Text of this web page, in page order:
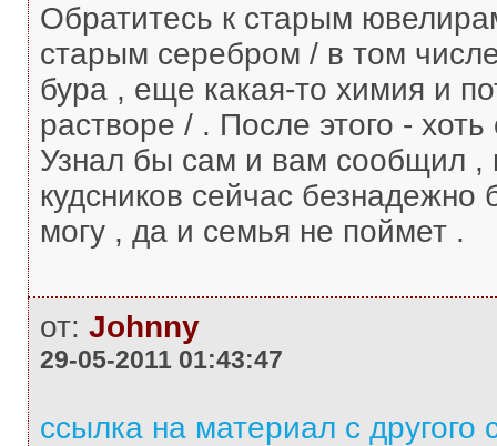
Обратитесь к старым
старым серебром / в том
бура , еще какая-то химия и
растворе / . После этого - хоть
Узнал бы cам и вам сообщил ,
кудсников сейчас безнадежно
могу , да и семья не поймет .
от: Johnny
29-05-2011 01:43:47
ссылка на материал с другого